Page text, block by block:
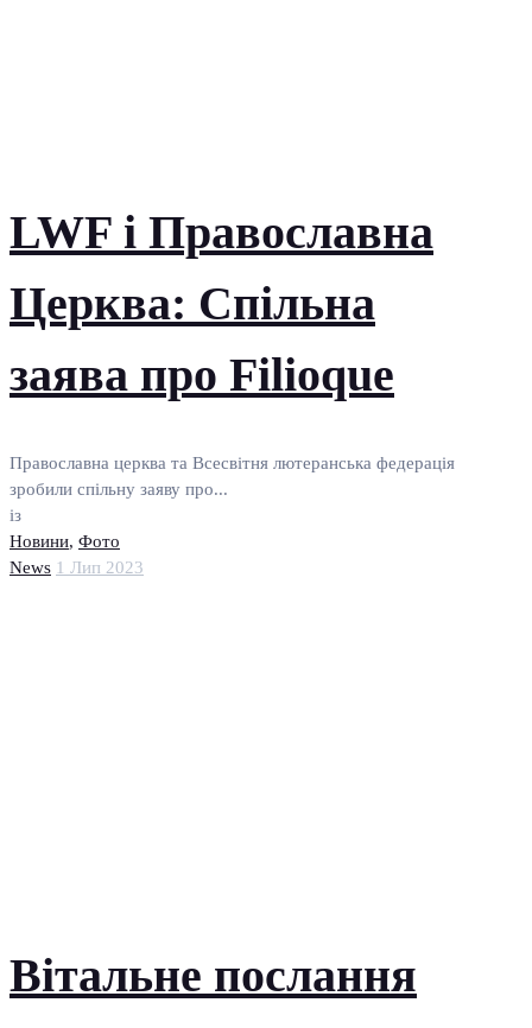
LWF і Православна
Церква: Спільна
заява про Filioque
Православна церква та Всесвітня лютеранська федерація
зробили спільну заяву про...
із
Новини, Фото
News 1 Лип 2023
Вітальне послання